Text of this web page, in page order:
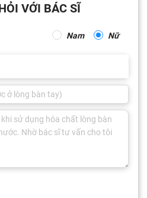
VỚI BÁC SĨ
Nam Nữ